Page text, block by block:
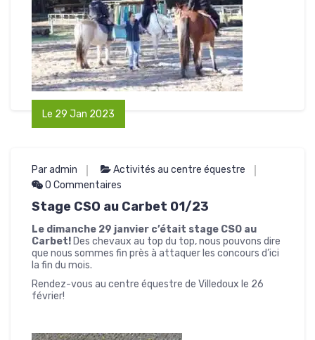
Le 29 Jan 2023
Par admin
Activités au centre équestre
0 Commentaires
Stage CSO au Carbet 01/23
Le dimanche 29 janvier c’était stage CSO au
Carbet! Des chevaux au top du top, nous pouvons dire
que nous sommes fin près à attaquer les concours d’ici
la fin du mois.
Rendez-vous au centre équestre de Villedoux le 26
février!